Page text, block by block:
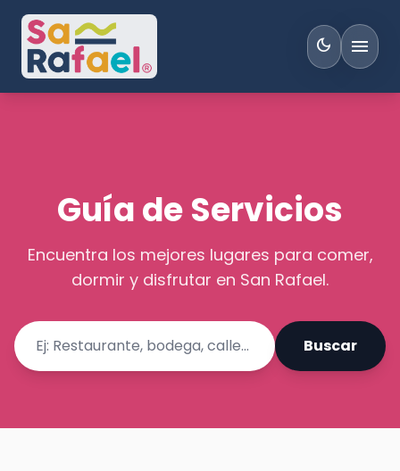
dark_mode menu
Guía de Servicios
Encuentra los mejores lugares para comer,
dormir y disfrutar en San Rafael.
Buscar